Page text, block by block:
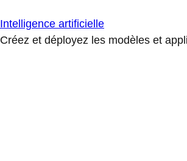
Intelligence artificielle
Créez et déployez les modèles et